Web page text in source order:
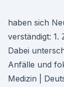
haben sich
verständigt: 1.
Dabei
Anfälle und
Medizin |